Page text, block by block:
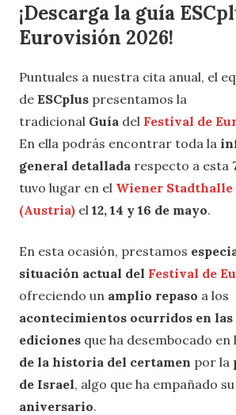
¡Descarga la guía
Eurovisión 2026!
Puntuales a nuestra cita anual, el
de ESCplus presentamos la
tradicional Guía del Festival de
En ella podrás encontrar toda la
general detallada respecto a esta
tuvo lugar en el Wiener Stadthalle
(Austria) el 12, 14 y 16 de mayo.
En esta ocasión, prestamos
situación actual del Festival de
ofreciendo un amplio repaso a los
acontecimientos ocurridos en
ediciones que ha desembocado en
de la historia del certamen por la
de Israel, algo que ha empañado su
aniversario.